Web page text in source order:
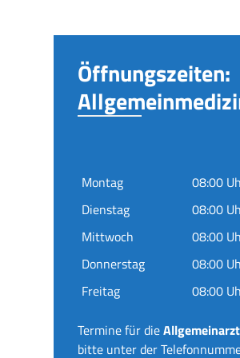
Öffnungszeiten:
Montag
08:00
Dienstag
08:00
Mittwoch
08:00
Donnerstag
08:00
Freitag
08:00
Termine für die
bitte unter der